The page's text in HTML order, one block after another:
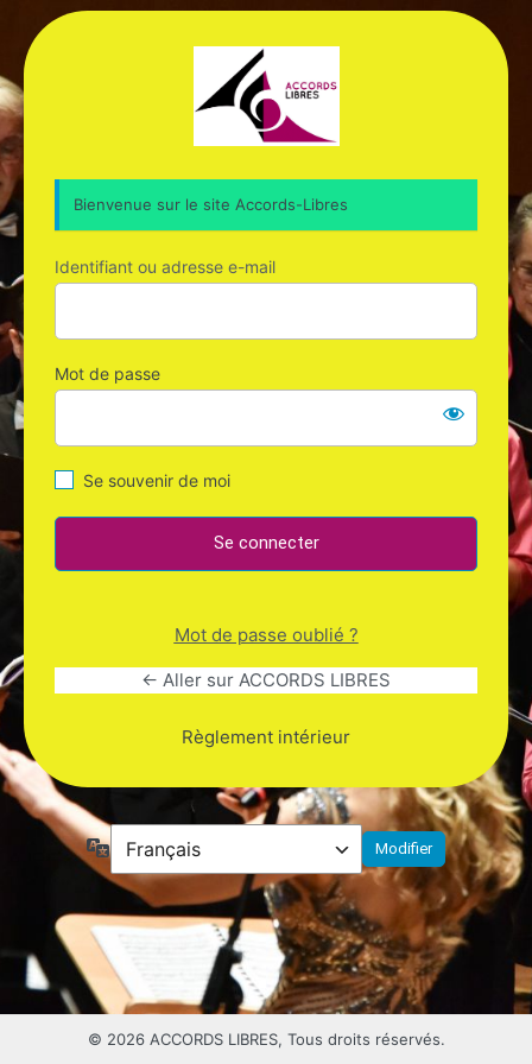
connecter
Accords-Libres
Bienvenue sur le site Accords-Libres
Identifiant ou adresse e-mail
Mot de passe
Se souvenir de moi
Mot de passe oublié ?
← Aller sur ACCORDS LIBRES
Règlement intérieur
Langue
© 2026 ACCORDS LIBRES, Tous droits réservés.